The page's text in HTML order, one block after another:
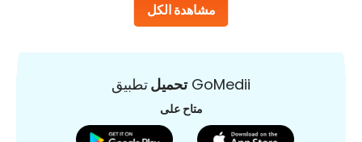
مشاهدة الكل
تحميلتطبيق GoMedii
متاح على